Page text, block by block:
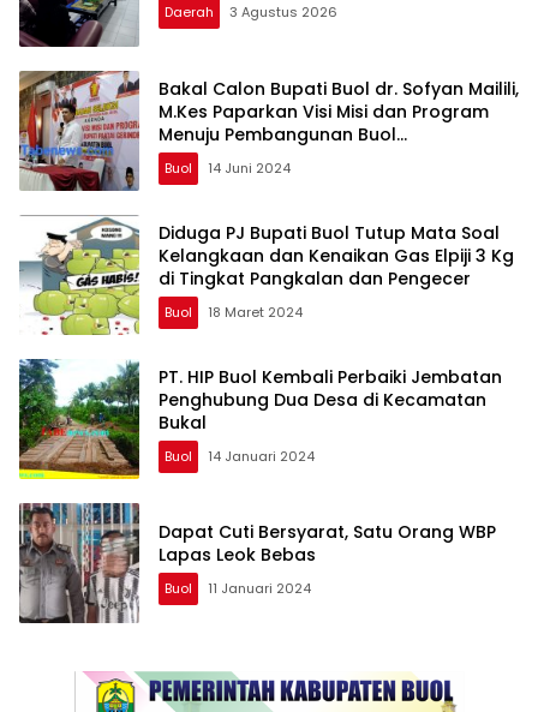
Daerah 3 Agustus 2026
Bakal Calon Bupati Buol dr. Sofyan Mailili,
M.Kes Paparkan Visi Misi dan Program
Menuju Pembangunan Buol
Berkelanjutan
Buol 14 Juni 2024
Diduga PJ Bupati Buol Tutup Mata Soal
Kelangkaan dan Kenaikan Gas Elpiji 3 Kg
di Tingkat Pangkalan dan Pengecer
Buol 18 Maret 2024
PT. HIP Buol Kembali Perbaiki Jembatan
Penghubung Dua Desa di Kecamatan
Bukal
Buol 14 Januari 2024
Dapat Cuti Bersyarat, Satu Orang WBP
Lapas Leok Bebas
Buol 11 Januari 2024